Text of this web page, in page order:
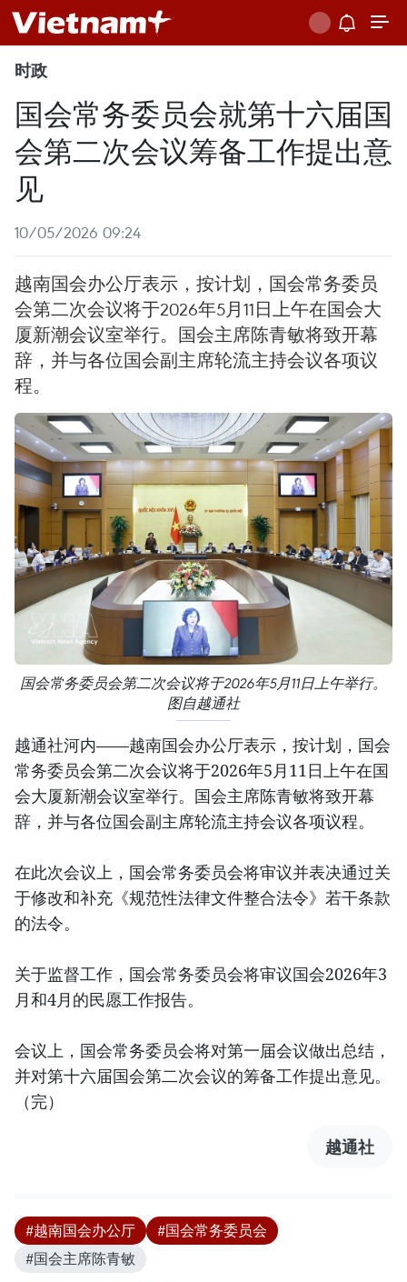
时政
国会常务委员会就第十六届国
会第二次会议筹备工作提出意
见
10/05/2026 09:24
越南国会办公厅表示，按计划，国会常务委员
会第二次会议将于2026年5月11日上午在国会大
厦新潮会议室举行。国会主席陈青敏将致开幕
辞，并与各位国会副主席轮流主持会议各项议
程。
国会常务委员会第二次会议将于2026年5月11日上午举行。
图自越通社
越通社河内——越南国会办公厅表示，按计划，国会
常务委员会第二次会议将于2026年5月11日上午在国
会大厦新潮会议室举行。国会主席陈青敏将致开幕
辞，并与各位国会副主席轮流主持会议各项议程。
在此次会议上，国会常务委员会将审议并表决通过关
于修改和补充《规范性法律文件整合法令》若干条款
的法令。
关于监督工作，国会常务委员会将审议国会2026年3
月和4月的民愿工作报告。
会议上，国会常务委员会将对第一届会议做出总结，
并对第十六届国会第二次会议的筹备工作提出意见。
（完）
越通社
#越南国会办公厅
#国会常务委员会
#国会主席陈青敏